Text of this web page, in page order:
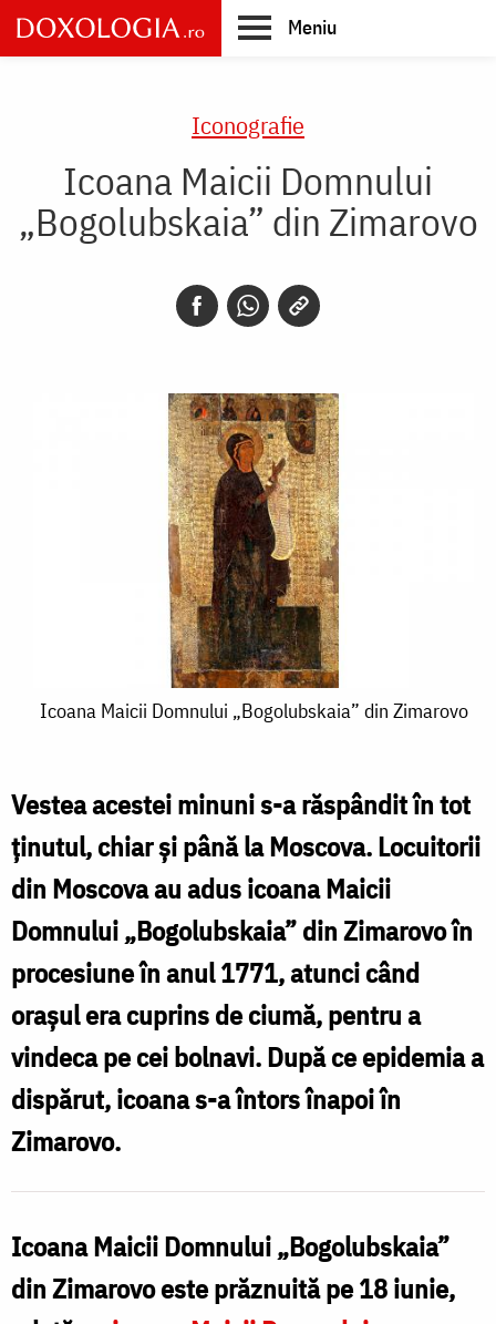
Skip
to
main
Meniu
Iconografie
Icoana Maicii Domnului
„Bogolubskaia” din Zimarovo
Icoana
„Bogolubskaia”
din
Zimarovo
Icoana Maicii Domnului „Bogolubskaia” din Zimarovo
Vestea acestei minuni s-a răspândit în tot
ținutul, chiar și până la Moscova. Locuitorii
din Moscova au adus icoana Maicii
Domnului „Bogolubskaia” din Zimarovo în
procesiune în anul 1771, atunci când
orașul era cuprins de ciumă, pentru a
vindeca pe cei bolnavi. După ce epidemia a
dispărut, icoana s-a întors înapoi în
Zimarovo.
Icoana Maicii Domnului „Bogolubskaia”
din Zimarovo este prăznuită pe 18 iunie,